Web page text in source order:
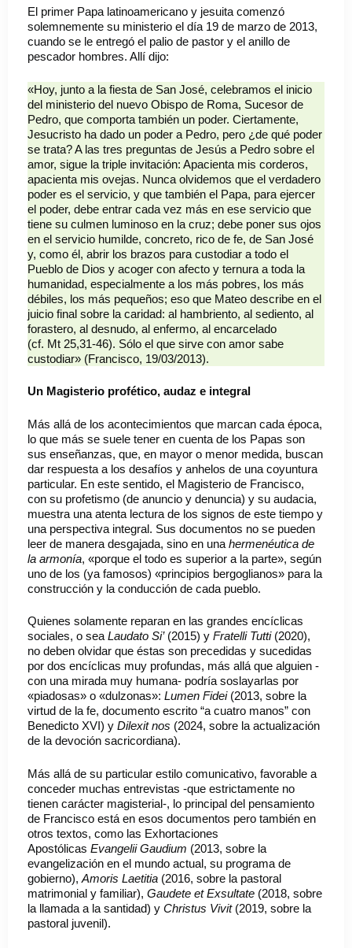
El primer Papa latinoamericano y jesuita comenzó
solemnemente su ministerio el día 19 de marzo de 2013,
cuando se le entregó el palio de pastor y el anillo de
pescador hombres. Allí dijo:
«Hoy, junto a la fiesta de San José, celebramos el inicio
del ministerio del nuevo Obispo de Roma, Sucesor de
Pedro, que comporta también un poder. Ciertamente,
Jesucristo ha dado un poder a Pedro, pero ¿de qué poder
se trata? A las tres preguntas de Jesús a Pedro sobre el
amor, sigue la triple invitación: Apacienta mis corderos,
apacienta mis ovejas. Nunca olvidemos que el verdadero
poder es el servicio, y que también el Papa, para ejercer
el poder, debe entrar cada vez más en ese servicio que
tiene su culmen luminoso en la cruz; debe poner sus ojos
en el servicio humilde, concreto, rico de fe, de San José
y, como él, abrir los brazos para custodiar a todo el
Pueblo de Dios y acoger con afecto y ternura a toda la
humanidad, especialmente a los más pobres, los más
débiles, los más pequeños; eso que Mateo describe en el
juicio final sobre la caridad: al hambriento, al sediento, al
forastero, al desnudo, al enfermo, al encarcelado
(cf. Mt 25,31-46). Sólo el que sirve con amor sabe
custodiar» (Francisco, 19/03/2013).
Un Magisterio profético, audaz e integral
Más allá de los acontecimientos que marcan cada época,
lo que más se suele tener en cuenta de los Papas son
sus enseñanzas, que, en mayor o menor medida, buscan
dar respuesta a los desafíos y anhelos de una coyuntura
particular. En este sentido, el Magisterio de Francisco,
con su profetismo (de anuncio y denuncia) y su audacia,
muestra una atenta lectura de los signos de este tiempo y
una perspectiva integral. Sus documentos no se pueden
leer de manera desgajada, sino en una hermenéutica de
la armonía, «porque el todo es superior a la parte», según
uno de los (ya famosos) «principios bergoglianos» para la
construcción y la conducción de cada pueblo.
Quienes solamente reparan en las grandes encíclicas
sociales, o sea Laudato Si’(2015) y Fratelli Tutti(2020),
no deben olvidar que éstas son precedidas y sucedidas
por dos encíclicas muy profundas, más allá que alguien -
con una mirada muy humana- podría soslayarlas por
«piadosas» o «dulzonas»: Lumen Fidei(2013, sobre la
virtud de la fe, documento escrito “a cuatro manos” con
Benedicto XVI) y Dilexit nos (2024, sobre la actualización
de la devoción sacricordiana).
Más allá de su particular estilo comunicativo, favorable a
conceder muchas entrevistas -que estrictamente no
tienen carácter magisterial-, lo principal del pensamiento
de Francisco está en esos documentos pero también en
otros textos, como las Exhortaciones
Apostólicas Evangelii Gaudium (2013, sobre la
evangelización en el mundo actual, su programa de
gobierno), Amoris Laetitia (2016, sobre la pastoral
matrimonial y familiar), Gaudete et Exsultate (2018, sobre
la llamada a la santidad) y Christus Vivit(2019, sobre la
pastoral juvenil).